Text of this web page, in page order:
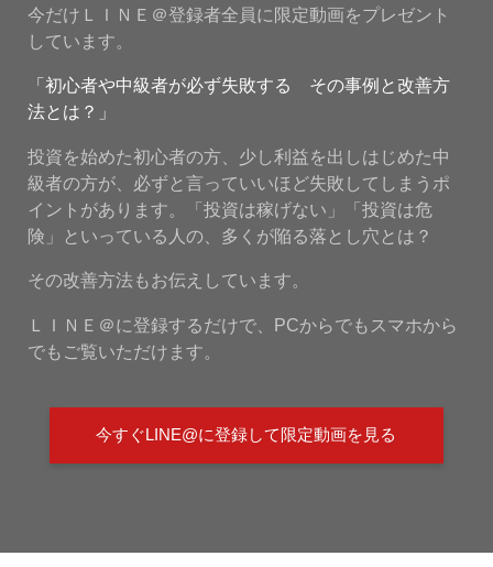
今だけＬＩＮＥ＠登録者全員に限定動画をプレゼント
しています。
「初心者や中級者が必ず失敗する その事例と改善方
法とは？」
投資を始めた初心者の方、少し利益を出しはじめた中
級者の方が、必ずと言っていいほど失敗してしまうポ
イントがあります。「投資は稼げない」「投資は危
険」といっている人の、多くが陥る落とし穴とは？
その改善方法もお伝えしています。
ＬＩＮＥ＠に登録するだけで、PCからでもスマホから
でもご覧いただけます。
今すぐLINE@に登録して限定動画を見る